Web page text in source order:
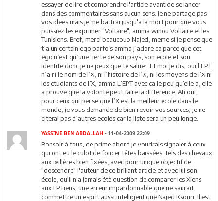
essayer de lire et comprendre l'article avant de se lancer
dans des commentaires sans aucun sens. Je ne partage pas
vos idees mais je me battrai jusqu'a la mort pour que vous
puissiez les exprimer "Voltaire", amma winou Voltaire et les
Tunisiens. Bref, merci beaucoup Najed, meme si je pense que
t’a un certain ego parfois amma j’adore ca parce que cet
ego n’est qu’une fierte de son pays, son ecole et son
identite donc je ne peux que te saluer. Et moi je dis, oui l’EPT
n’a ni le nom de l’X, ni l’histoire de l’X, ni les moyens de l’X ni
les etudiants de l’X, amma L’EPT avec ca le peu qu’elle a, elle
a prouve que la volonte peut faire la difference. Ah oui,
pour ceux qui pense que l’X est la meilleur ecole dans le
monde, je vous demande de bien revoir vos sources, je ne
citerai pas d’autres ecoles car la liste sera un peu longe.
YASSINE BEN ABDALLAH - 11-04-2009 22:09
Bonsoir à tous, de prime abord je voudrais signaler à ceux
qui ont eu le culot de foncer têtes baissées, tels des chevaux
aux œillères bien fixées, avec pour unique objectif de
"descendre" l'auteur de ce brillant article et avec lui son
école, qu'il n'a jamais été question de comparer les Xiens
aux EPTiens, une erreur impardonnable que ne saurait
commettre un esprit aussi intelligent que Najed Ksouri. Il est